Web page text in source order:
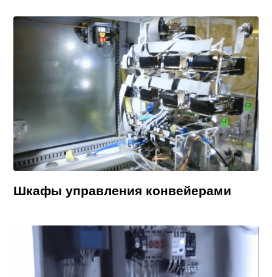
Шкафы управления конвейерами